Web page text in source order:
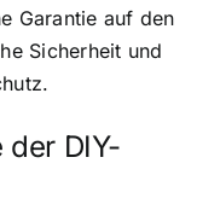
Garantie auf den
Sicherheit und
der DIY-